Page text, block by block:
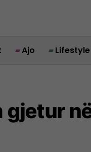
Ajo Lifestyle
gjetur